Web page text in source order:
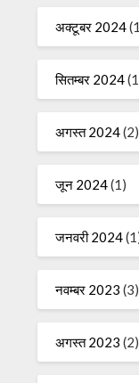
अक्टूबर 2024
सितम्बर 2024
अगस्त 2024(2)
जून 2024(1)
जनवरी 2024
नवम्बर 2023 (3)
अगस्त 2023 (2)